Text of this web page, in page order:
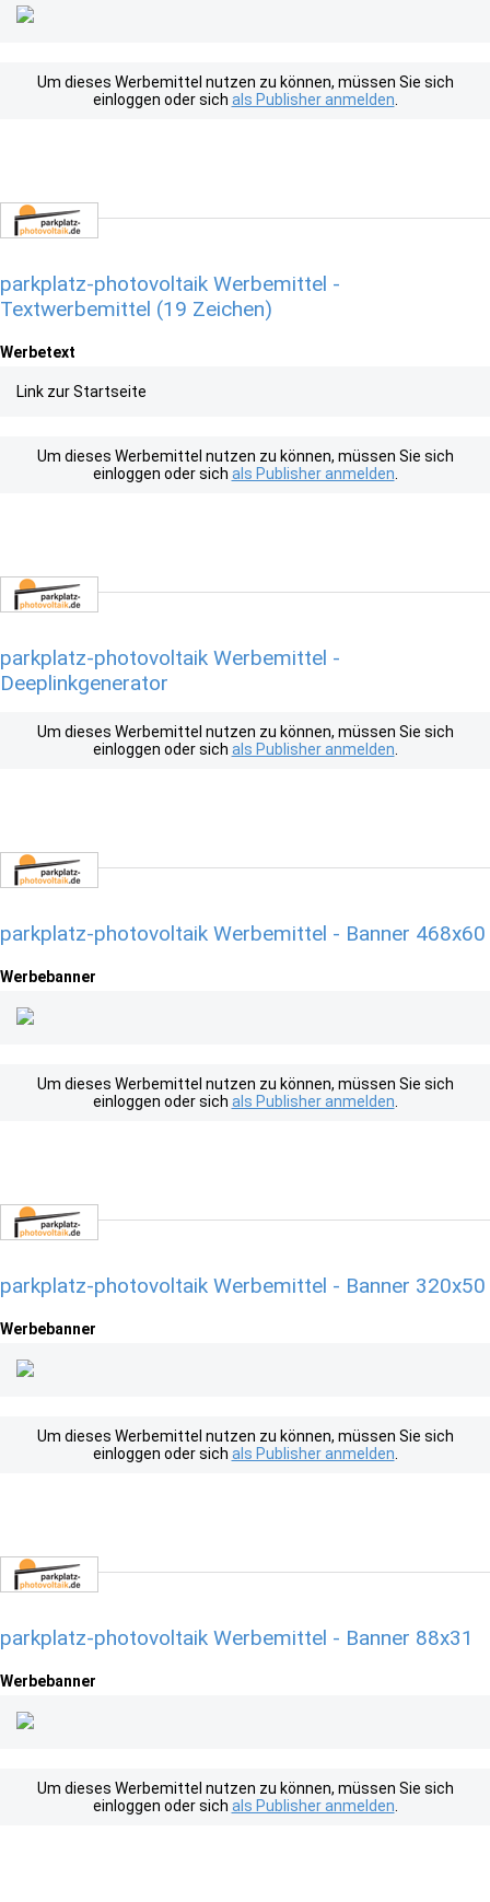
Um dieses Werbemittel nutzen zu können, müssen Sie sich
einloggen oder sich als Publisher anmelden
parkplatz-photovoltaik Werbemittel -
Textwerbemittel (19 Zeichen)
Werbetext
Link zur Startseite
Um dieses Werbemittel nutzen zu können, müssen Sie sich
einloggen oder sich als Publisher anmelden
parkplatz-photovoltaik Werbemittel -
Deeplinkgenerator
Um dieses Werbemittel nutzen zu können, müssen Sie sich
einloggen oder sich als Publisher anmelden
parkplatz-photovoltaik Werbemittel - Banner 468x60
Werbebanner
Um dieses Werbemittel nutzen zu können, müssen Sie sich
einloggen oder sich als Publisher anmelden
parkplatz-photovoltaik Werbemittel - Banner 320x50
Werbebanner
Um dieses Werbemittel nutzen zu können, müssen Sie sich
einloggen oder sich als Publisher anmelden
parkplatz-photovoltaik Werbemittel - Banner 88x31
Werbebanner
Um dieses Werbemittel nutzen zu können, müssen Sie sich
einloggen oder sich als Publisher anmelden